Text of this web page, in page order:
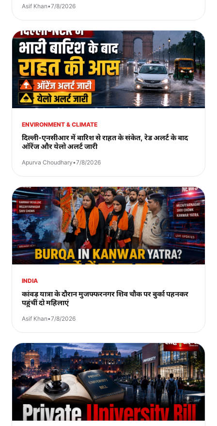
Asif Khan•7/8/2026
ENVIRONMENT & CLIMATE
दिल्ली-एनसीआर में बारिश से राहत के संकेत, रेड अलर्ट के बाद
ऑरेंज और येलो अलर्ट जारी
Apurva Choudhary•7/8/2026
INDIA
कांवड़ यात्रा के दौरान मुजफ्फरनगर शिव चौक पर बुर्का पहनकर
पहुंचीं दो महिलाएं
Asif Khan•7/8/2026